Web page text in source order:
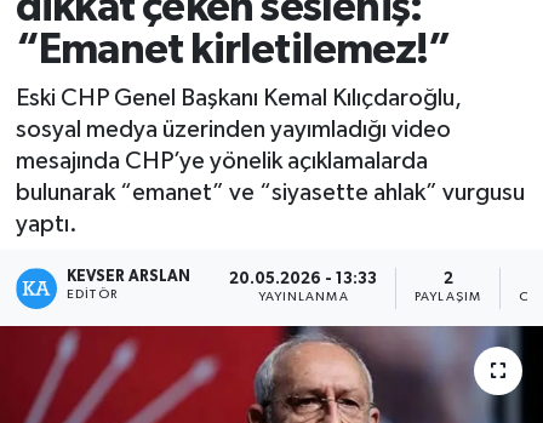
“Emanet kirletilemez!”
Eski CHP Genel Başkanı Kemal Kılıçdaroğlu,
sosyal medya üzerinden yayımladığı video
mesajında CHP’ye yönelik açıklamalarda
bulunarak “emanet” ve “siyasette ahlak” vurgusu
yaptı.
KEVSER ARSLAN
EDITÖR
20.05.2026 - 13:33
YAYINLANMA
2
PAYLAŞIM
Spor
Eğitim
Sağlık
Yaşam
Süper Lig Puan Durumu ve Fikstür
Tüm Manşetler
Son Dakika Haberleri